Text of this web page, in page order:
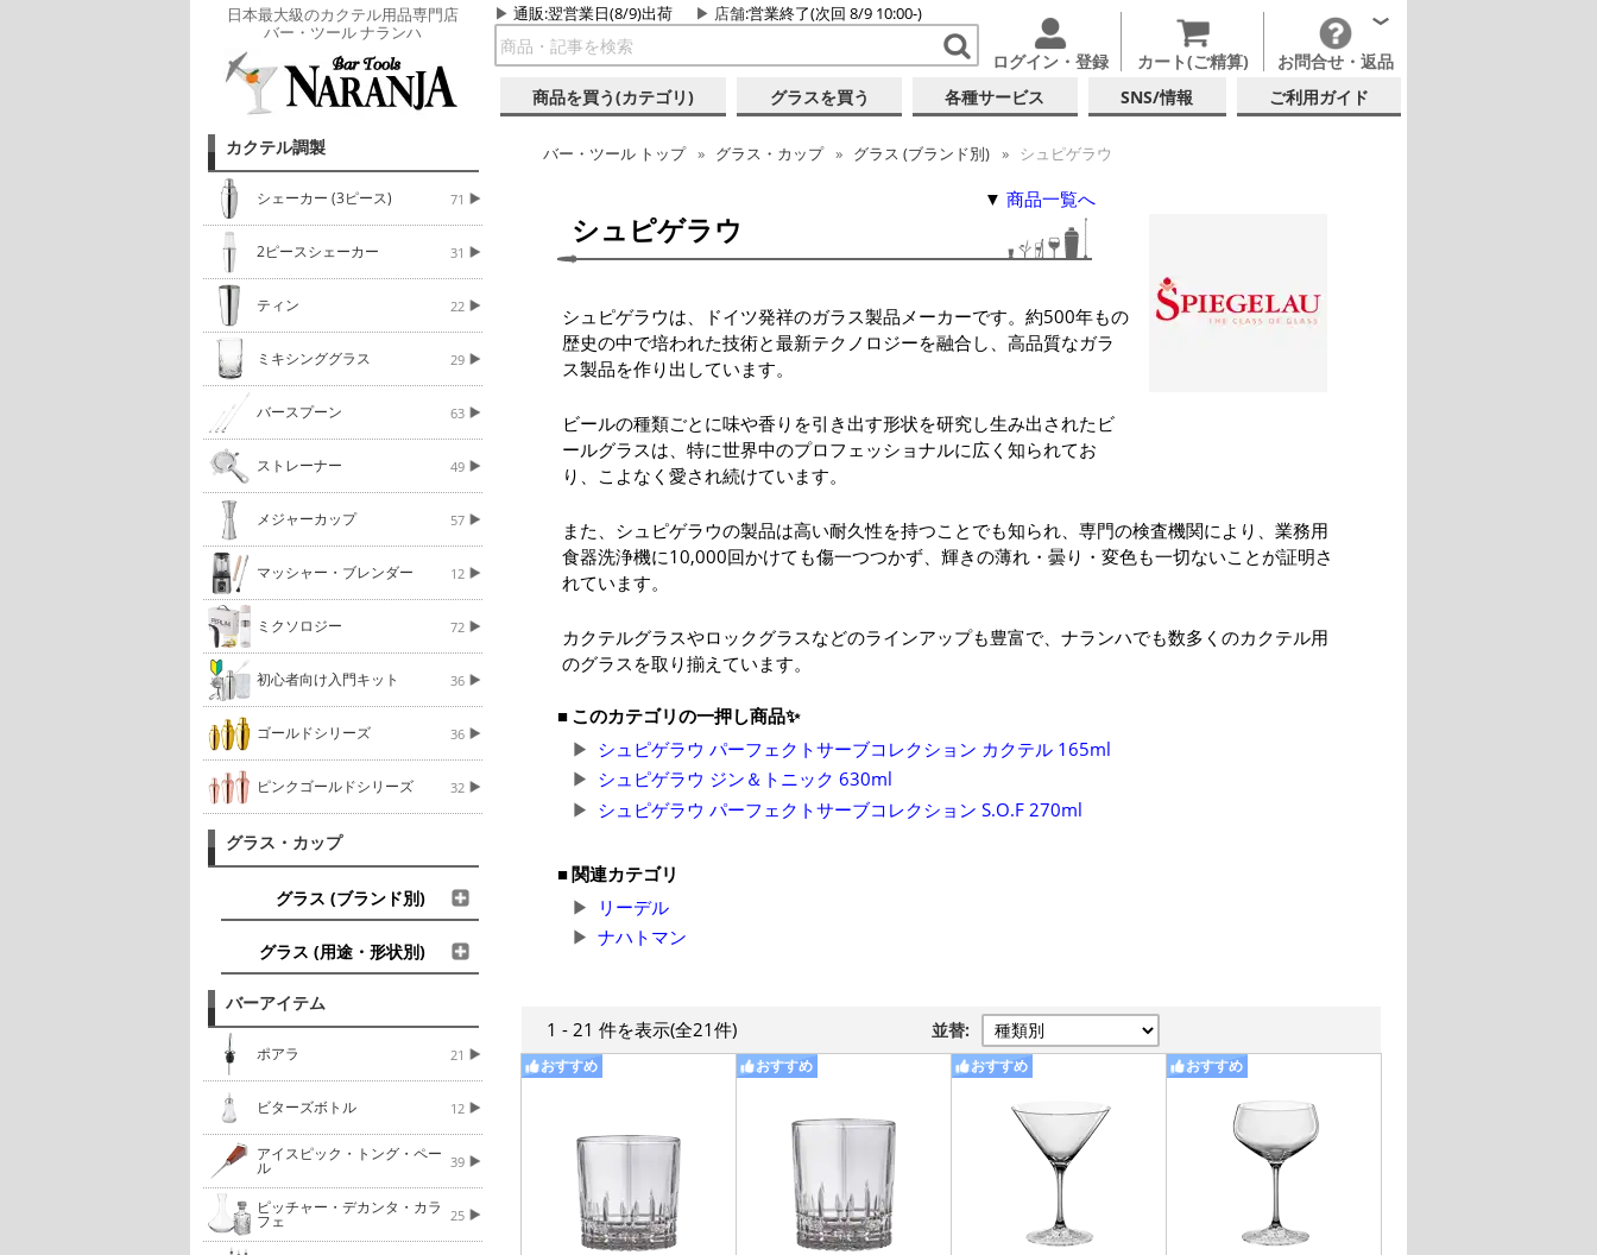
日本最大級のカクテル用品専門店
バー・ツール ナランハ
通販:翌営業日(8/9)出荷 店舗:営業終了(次回 8/9 10:00-)
ログイン・登録 カート(ご精算) お問合せ・返品
商品を買う(カテゴリ) グラスを買う 各種サービス SNS/情報 ご利用ガイド
カクテル調製
シェーカー (3ピース) 71
2ピースシェーカー 31
ティン 22
ミキシンググラス 29
バースプーン 63
ストレーナー 49
メジャーカップ 57
マッシャー・ブレンダー 12
ミクソロジー 72
初心者向け入門キット 36
ゴールドシリーズ 36
ピンクゴールドシリーズ 32
グラス・カップ
グラス (ブランド別)
グラス (用途・形状別)
バーアイテム
ポアラ 21
ビターズボトル 12
アイスピック・トング・ペー
ル 39
ピッチャー・デカンタ・カラ
フェ 25
バー・ツール トップ グラス・カップ グラス (ブランド別) シュピゲラウ
シュピゲラウ
▼ 商品一覧へ
シュピゲラウは、ドイツ発祥のガラス製品メーカーです。約500年もの
歴史の中で培われた技術と最新テクノロジーを融合し、高品質なガラ
ス製品を作り出しています。
ビールの種類ごとに味や香りを引き出す形状を研究し生み出されたビ
ールグラスは、特に世界中のプロフェッショナルに広く知られてお
り、こよなく愛され続けています。
また、シュピゲラウの製品は高い耐久性を持つことでも知られ、専門の検査機関により、業務用
食器洗浄機に10,000回かけても傷一つつかず、輝きの薄れ・曇り・変色も一切ないことが証明さ
れています。
カクテルグラスやロックグラスなどのラインアップも豊富で、ナランハでも数多くのカクテル用
のグラスを取り揃えています。
このカテゴリの一押し商品✨
シュピゲラウ パーフェクトサーブコレクション カクテル 165ml
シュピゲラウ ジン＆トニック 630ml
シュピゲラウ パーフェクトサーブコレクション S.O.F 270ml
関連カテゴリ
リーデル
ナハトマン
1 - 21 件を表示(全21件) 並替:
おすすめ おすすめ おすすめ おすすめ